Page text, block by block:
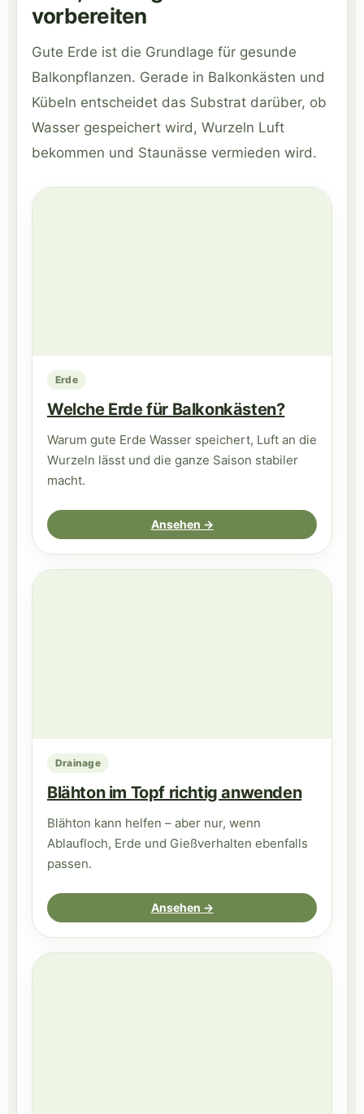
vorbereiten
Gute Erde ist die Grundlage für gesunde
Balkonpflanzen. Gerade in Balkonkästen und
Kübeln entscheidet das Substrat darüber, ob
Wasser gespeichert wird, Wurzeln Luft
bekommen und Staunässe vermieden wird.
Erde
Welche Erde für Balkonkästen?
Warum gute Erde Wasser speichert, Luft an die
Wurzeln lässt und die ganze Saison stabiler
macht.
Ansehen →
Drainage
Blähton im Topf richtig anwenden
Blähton kann helfen – aber nur, wenn
Ablaufloch, Erde und Gießverhalten ebenfalls
passen.
Ansehen →